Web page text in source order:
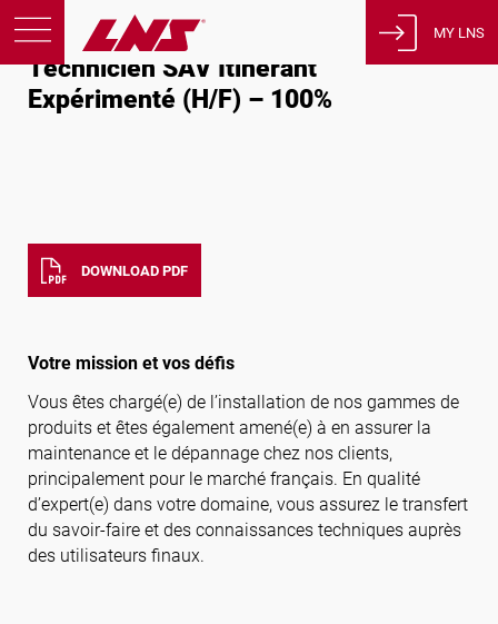
Technicien SAV Itinérant Expérimenté (H/F) – 100%
Technicien SAV Itinérant
Expérimenté (H/F) – 100%
DOWNLOAD PDF
Votre mission et vos défis
Vous êtes chargé(e) de l’installation de nos gammes de
produits et êtes également amené(e) à en assurer la
maintenance et le dépannage chez nos clients,
principalement pour le marché français. En qualité
d’expert(e) dans votre domaine, vous assurez le transfert
du savoir-faire et des connaissances techniques auprès
des utilisateurs finaux.
Products
Careers
Contact
Legal Notices
United States of America
MY LNS